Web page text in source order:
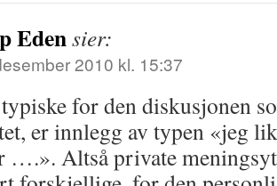
Edensier:
2010 kl. 15:37
for den diskusjonen
er innlegg av typen «jeg
….». Altså private